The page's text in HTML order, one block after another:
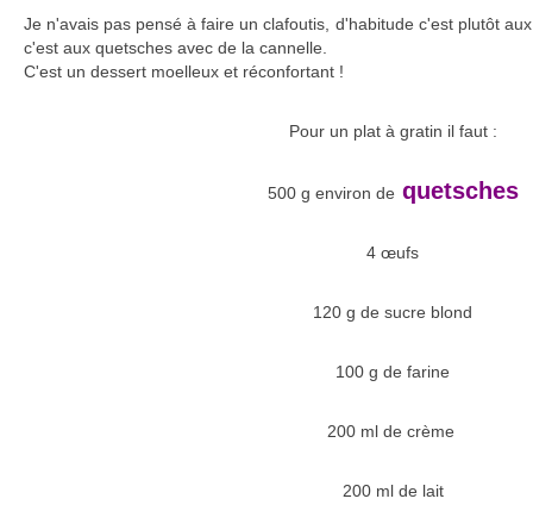
Je n'avais pas pensé à faire un clafoutis, d'habitude c'est plutôt
c'est aux quetsches avec de la cannelle.
C'est un dessert moelleux et réconfortant !
Pour un plat à gratin il faut :
500 g environ de quetsches
4 œufs
120 g de sucre blond
100 g de farine
200 ml de crème
200 ml de lait